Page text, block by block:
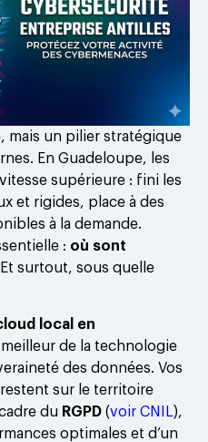
mais un pilier stratégique
En Guadeloupe, les
supérieure : fini les
et rigides, place à des
à la demande.
: où sont
Et surtout, sous quelle
local en
meilleur de la technologie
des données. Vos
sur le territoire
du RGPD (voir CNIL),
optimales et d’un